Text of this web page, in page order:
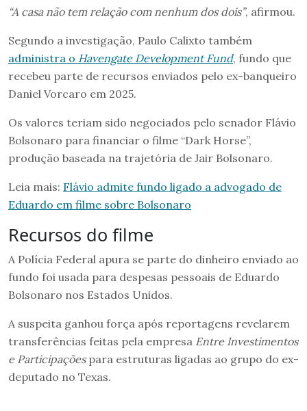
“A casa não tem relação com nenhum dos dois”, afirmou.
Segundo a investigação, Paulo Calixto também
administra o Havengate Development Fund, fundo que
recebeu parte de recursos enviados pelo ex-banqueiro
Daniel Vorcaro em 2025.
Os valores teriam sido negociados pelo senador Flávio
Bolsonaro para financiar o filme “Dark Horse”,
produção baseada na trajetória de Jair Bolsonaro.
Leia mais: Flávio admite fundo ligado a advogado de
Eduardo em filme sobre Bolsonaro
Recursos do filme
A Polícia Federal apura se parte do dinheiro enviado ao
fundo foi usada para despesas pessoais de Eduardo
Bolsonaro nos Estados Unidos.
A suspeita ganhou força após reportagens revelarem
transferências feitas pela empresa Entre Investimentos
e Participaçõespara estruturas ligadas ao grupo do ex-
deputado no Texas.